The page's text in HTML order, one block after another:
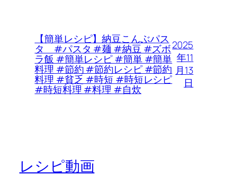
【簡単レシピ】納豆こんぶパス
タ #パスタ #麺 #納豆 #ズボ
ラ飯 #簡単レシピ #簡単 #簡単
料理 #節約 #節約レシピ #節約
料理 #貧乏 #時短 #時短レシピ
#時短料理 #料理 #自炊
2025
年11
月13
日
レシピ動画